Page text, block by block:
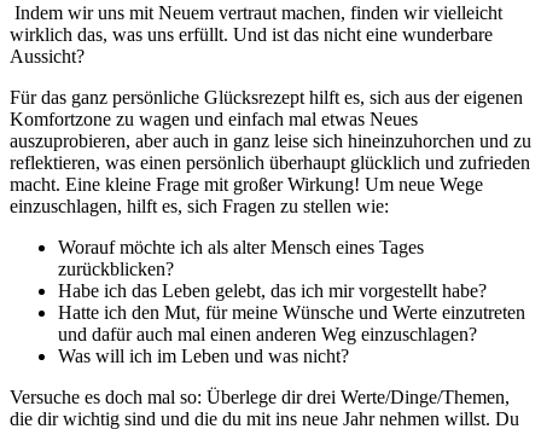
Indem wir uns mit Neuem vertraut machen, finden wir vielleicht
wirklich das, was uns erfüllt. Und ist das nicht eine wunderbare
Aussicht?
Für das ganz persönliche Glücksrezept hilft es, sich aus der eigenen
Komfortzone zu wagen und einfach mal etwas Neues
auszuprobieren, aber auch in ganz leise sich hineinzuhorchen und zu
reflektieren, was einen persönlich überhaupt glücklich und zufrieden
macht. Eine kleine Frage mit großer Wirkung! Um neue Wege
einzuschlagen, hilft es, sich Fragen zu stellen wie:
Worauf möchte ich als alter Mensch eines Tages
zurückblicken?
Habe ich das Leben gelebt, das ich mir vorgestellt habe?
Hatte ich den Mut, für meine Wünsche und Werte einzutreten
und dafür auch mal einen anderen Weg einzuschlagen?
Was will ich im Leben und was nicht?
Versuche es doch mal so: Überlege dir drei Werte/Dinge/Themen,
die dir wichtig sind und die du mit ins neue Jahr nehmen willst. Du